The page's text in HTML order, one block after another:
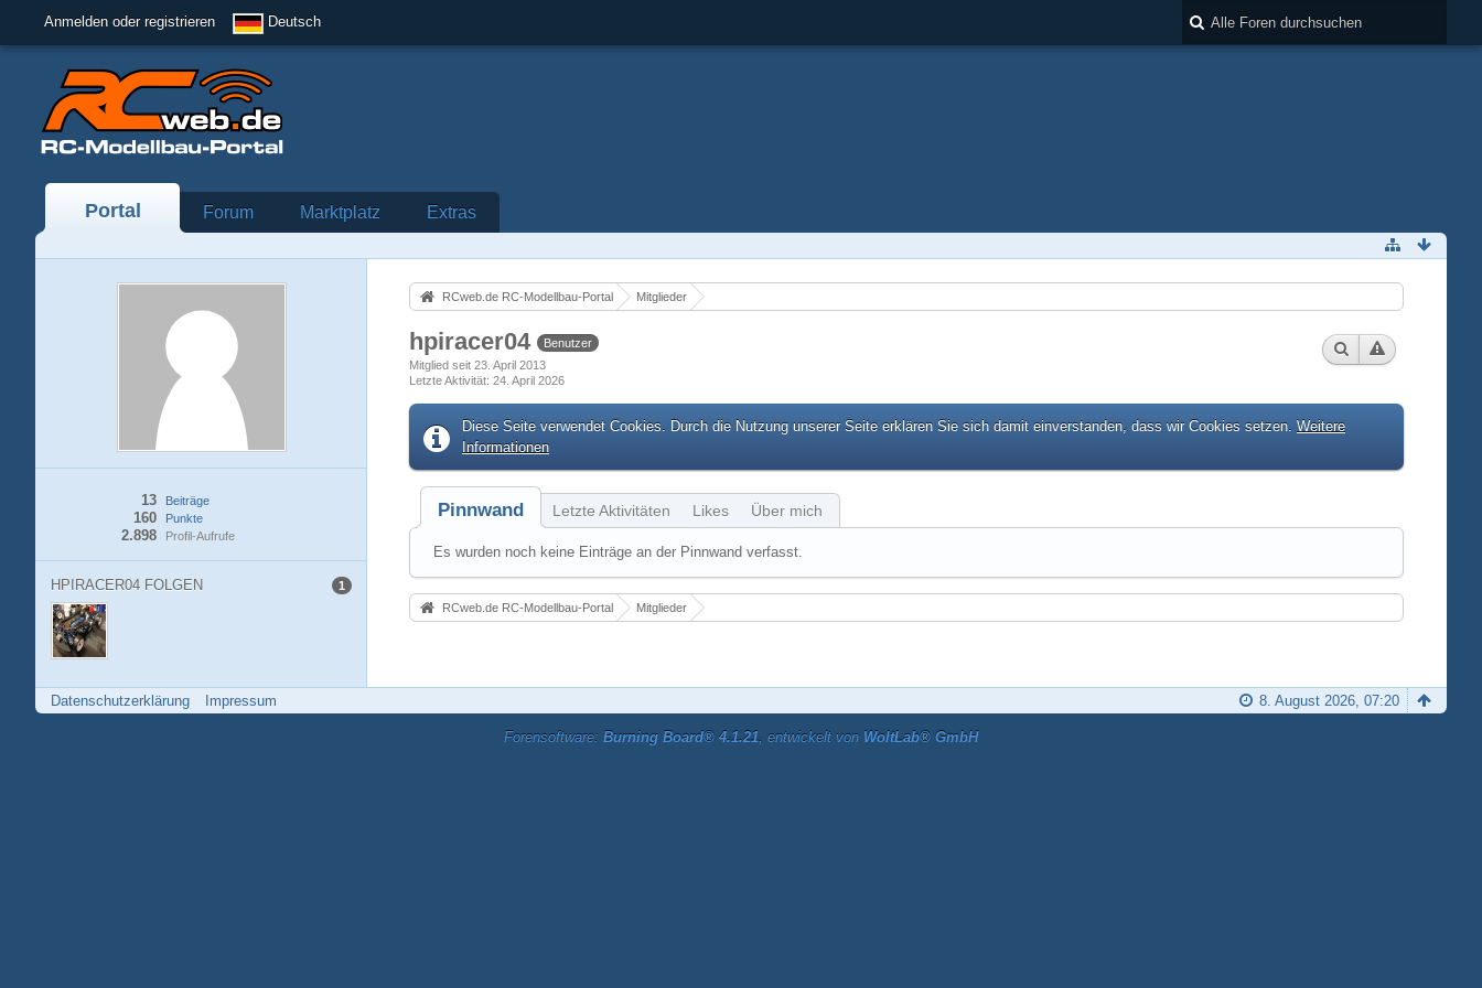
Anmelden oder registrieren Deutsch
Portal Forum Marktplatz Extras
Beiträge
13
Punkte
160
Profil-Aufrufe
2.898
HPIRACER04 FOLGEN 1
RCweb.de RC-Modellbau-Portal Mitglieder
hpiracer04
Benutzer
Mitglied seit 23. April 2013
Letzte Aktivität 24. April 2026
Diese Seite verwendet Cookies. Durch die Nutzung unserer Seite erklären Sie sich damit einverstanden, dass wir Cookies setzen. Weitere
Informationen
Pinnwand Letzte Aktivitäten Likes Über mich
Es wurden noch keine Einträge an der Pinnwand verfasst.
RCweb.de RC-Modellbau-Portal Mitglieder
Datenschutzerklärung Impressum 8. August 2026, 07:20
Forensoftware: Burning Board® 4.1.21, entwickelt von WoltLab® GmbH